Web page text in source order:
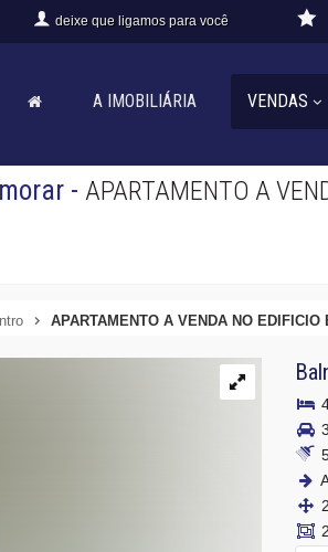
deixe que ligamos para você
A IMOBILIÁRIA VENDAS
- APARTAMENTO A
APARTAMENTO A VENDA NO EDIFICIO